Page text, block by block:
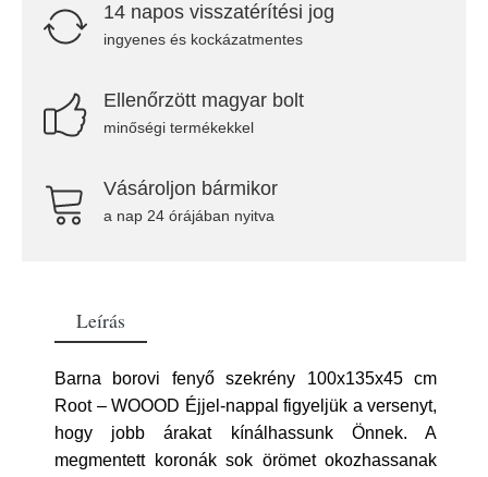
14 napos visszatérítési jog
ingyenes és kockázatmentes
Ellenőrzött magyar bolt
minőségi termékekkel
Vásároljon bármikor
a nap 24 órájában nyitva
Leírás
Barna borovi fenyő szekrény 100x135x45 cm
Root – WOOOD Éjjel-nappal figyeljük a versenyt,
hogy jobb árakat kínálhassunk Önnek. A
megmentett koronák sok örömet okozhassanak